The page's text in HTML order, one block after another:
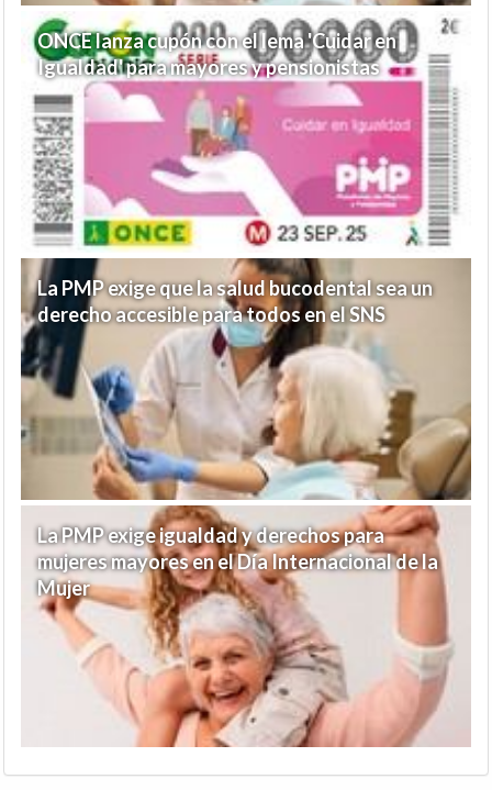
ONCE lanza cupón con el lema 'Cuidar en
Igualdad' para mayores y pensionistas
La PMP exige que la salud bucodental sea un
derecho accesible para todos en el SNS
La PMP exige igualdad y derechos para
mujeres mayores en el Día Internacional de la
Mujer